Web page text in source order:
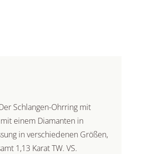
Schlangen-Ohrring mit
einem Diamanten in
in verschiedenen Größen,
1,13 Karat TW. VS.